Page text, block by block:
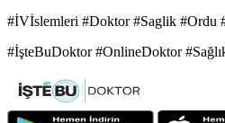
#İVİslemleri #Doktor #Saglik #Ordu
#İşteBuDoktor #OnlineDoktor